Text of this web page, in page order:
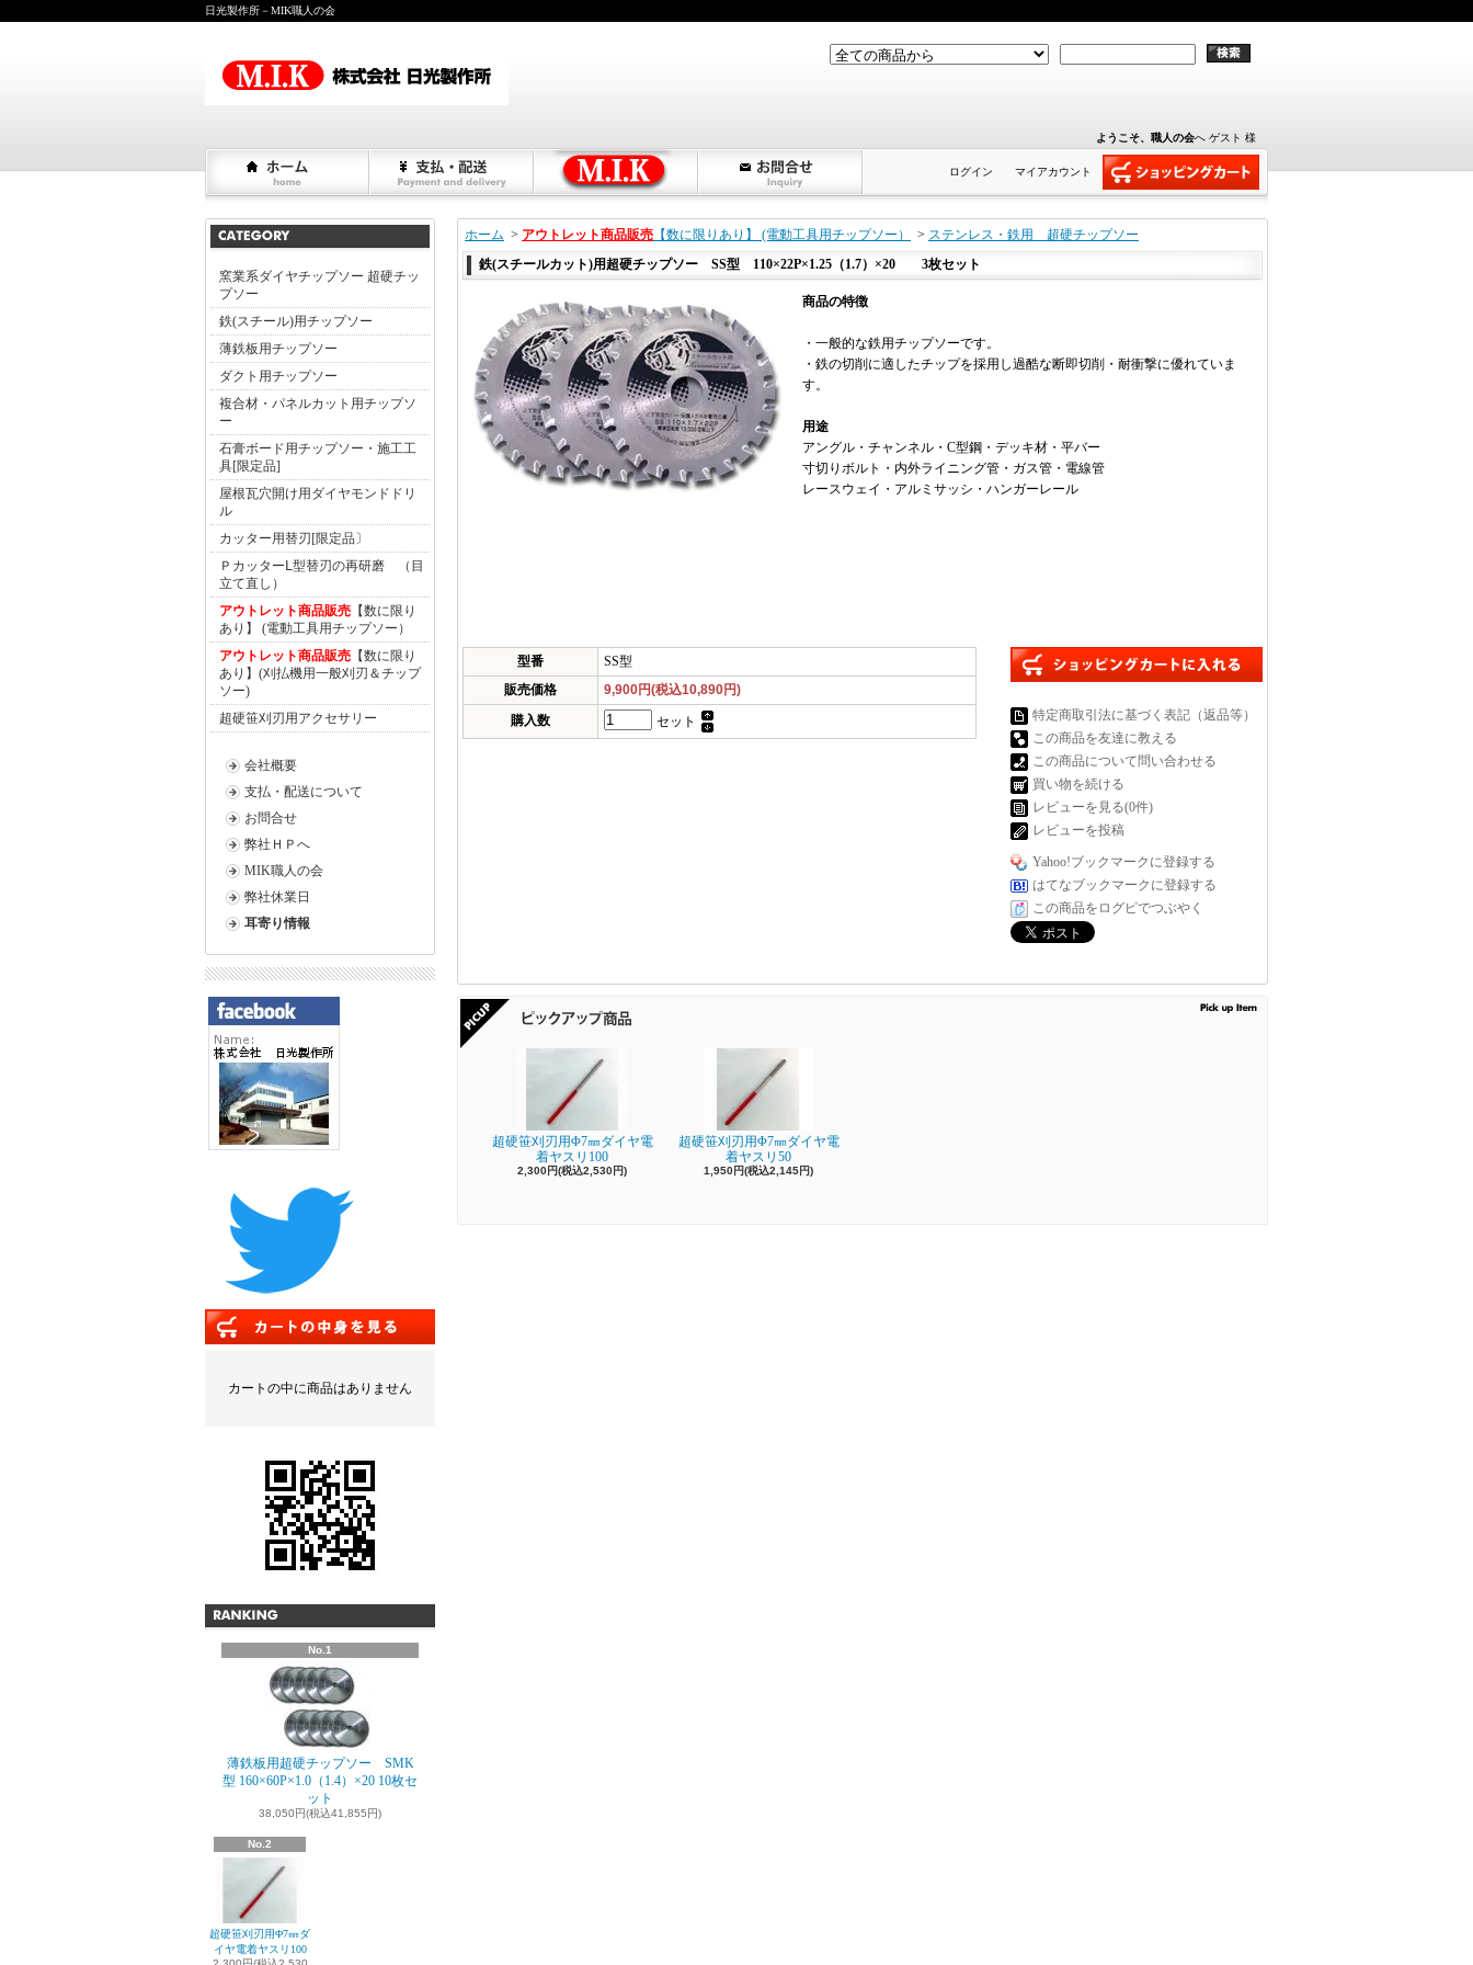
日光製作所－MIK職人の会
ようこそ、職人の会へ ゲスト 様
マイアカウント
ログイン
窯業系ダイヤチップソー 超硬チッ
プソー
鉄(スチール)用チップソー
薄鉄板用チップソー
ダクト用チップソー
複合材・パネルカット用チップソ
ー
石膏ボード用チップソー・施工工
具[限定品]
屋根瓦穴開け用ダイヤモンドドリ
ル
カッター用替刃[限定品〕
ＰカッターⅬ型替刃の再研磨 （目
立て直し）
アウトレット商品販売 【数に限り
あり】 (電動工具用チップソー）
アウトレット商品販売 【数に限り
あり】(刈払機用一般刈刃＆チップ
ソー)
超硬笹刈刃用アクセサリー
会社概要
支払・配送について
お問合せ
弊社ＨＰへ
MIK職人の会
弊社休業日
耳寄り情報
カートの中に商品はありません
No.1
薄鉄板用超硬チップソー SMK
型 160×60P×1.0（1.4）×20 10枚セ
ット
38,050円(税込41,855円)
No.2
超硬笹刈刃用Φ7㎜ダ
イヤ電着ヤスリ100
ホーム > アウトレット商品販売 【数に限りあり】 (電動工具用チップソー） > ステンレス・鉄用 超硬チップソー
鉄(スチールカット)用超硬チップソー SS型 110×22P×1.25（1.7）×20 3枚セット
商品の特徴
・一般的な鉄用チップソーです。
・鉄の切削に適したチップを採用し過酷な断即切削・耐衝撃に優れていま
す。
用途
アングル・チャンネル・C型鋼・デッキ材・平バー
寸切りボルト・内外ライニング管・ガス管・電線管
レースウェイ・アルミサッシ・ハンガーレール
型番
SS型
販売価格
9,900円(税込10,890円)
購入数
セット
特定商取引法に基づく表記（返品等）
この商品を友達に教える
この商品について問い合わせる
買い物を続ける
レビューを見る(0件)
レビューを投稿
Yahoo!ブックマークに登録する
はてなブックマークに登録する
この商品をログピでつぶやく
超硬笹刈刃用Φ7㎜ダイヤ電
着ヤスリ100
2,300円(税込2,530円)
超硬笹刈刃用Φ7㎜ダイヤ電
着ヤスリ50
1,950円(税込2,145円)